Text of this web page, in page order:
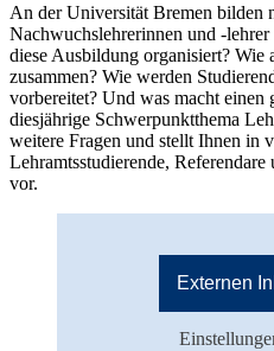
An der Universität Bremen bilden
Nachwuchslehrerinnen und -
diese Ausbildung organisiert? Wie
zusammen? Wie werden
vorbereitet? Und was macht einen
diesjährige Schwerpunktthema
weitere Fragen und stellt Ihnen in
Lehramtsstudierende,
vor.
Externen